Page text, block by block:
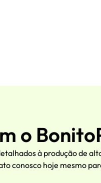
o
à produção de
conosco hoje mesmo